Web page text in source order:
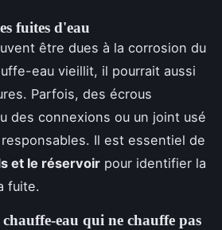
fuites d'eau
être dues à la corrosion du
eau vieillit, il pourrait aussi
Parfois, des écrous
des connexions ou un joint usé
Il est essentiel de
et le réservoir pour identifier la
fuite.
eau qui ne chauffe pas